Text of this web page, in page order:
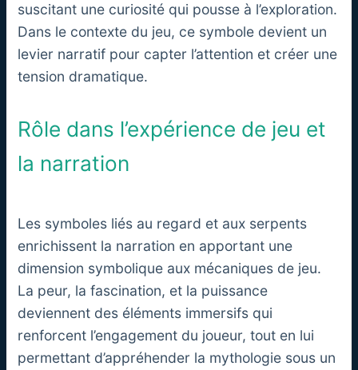
suscitant une curiosité qui pousse à l’exploration.
Dans le contexte du jeu, ce symbole devient un
levier narratif pour capter l’attention et créer une
tension dramatique.
Rôle dans l’expérience de jeu et
la narration
Les symboles liés au regard et aux serpents
enrichissent la narration en apportant une
dimension symbolique aux mécaniques de jeu.
La peur, la fascination, et la puissance
deviennent des éléments immersifs qui
renforcent l’engagement du joueur, tout en lui
permettant d’appréhender la mythologie sous un